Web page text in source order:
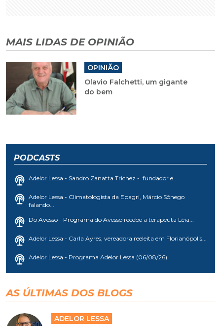
MAIS LIDAS DE OPINIÃO
OPINIÃO
Olavio Falchetti, um gigante
do bem
PODCASTS
Adelor Lessa - Sandro Zanatta Trichez - fundador e...
Adelor Lessa - Climatologista da Epagri, Márcio Sônego
falando...
Do Avesso - Programa do Avesso recebe a terapeuta Léia...
Adelor Lessa - Carla Ayres, vereadora reeleita em Florianópolis...
Adelor Lessa - Programa Adelor Lessa (06/08/26)
AS ÚLTIMAS DOS BLOGS
ADELOR LESSA